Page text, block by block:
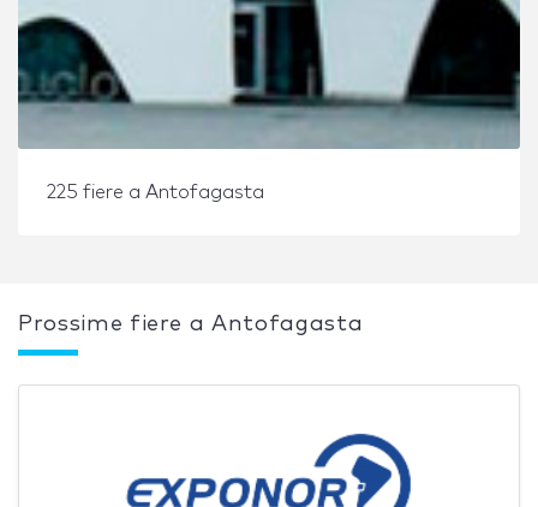
225 fiere a Antofagasta
Prossime fiere a Antofagasta